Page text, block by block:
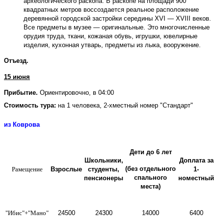
квадратных метров воссоздается реальное расположение
деревянной городской застройки середины XVI — XVIII веков.
Все предметы в музее — оригинальные. Это многочисленные
орудия труда, ткани, кожаная обувь, игрушки, ювелирные
изделия, кухонная утварь, предметы из лыка, вооружение.
Отъезд.
15 июня
Прибытие. Ориентировочно, в 04:00
Стоимость тура: на 1 человека, 2-хместный номер "Стандарт"
из Коврова
Рамещение Взрослые
Школьники,
студенты,
пенсионеры
Дети до 6 лет
(без отдельного
спального
места)
Доплата за
1-
номестный
"Ибис"+"Мано" 24500 24300 14000 6400